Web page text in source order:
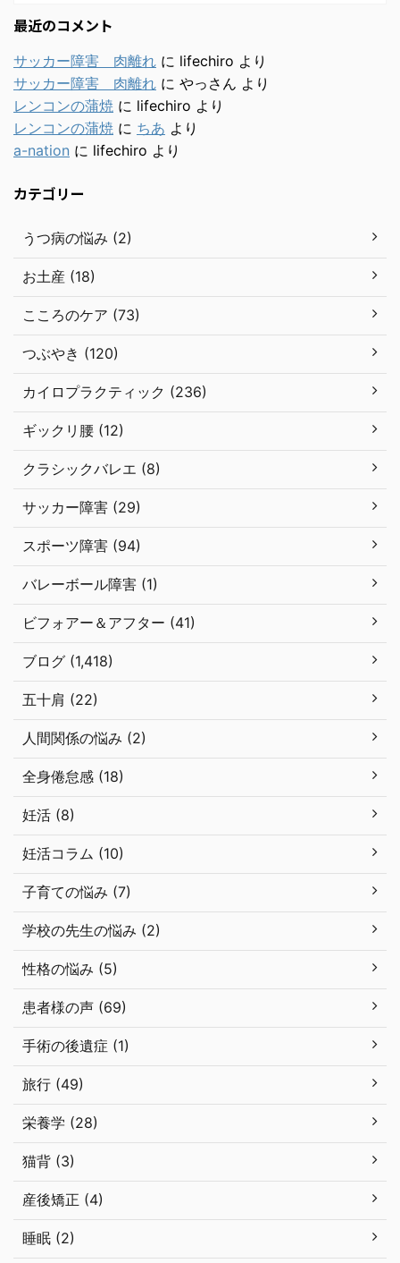
最近のコメント
サッカー障害 肉離れ に lifechiro より
サッカー障害 肉離れ に やっさん より
レンコンの蒲焼 に lifechiro より
レンコンの蒲焼 に ちあ より
a-nation に lifechiro より
カテゴリー
うつ病の悩み (2)
お土産 (18)
こころのケア (73)
つぶやき (120)
カイロプラクティック (236)
ギックリ腰 (12)
クラシックバレエ (8)
サッカー障害 (29)
スポーツ障害 (94)
バレーボール障害 (1)
ビフォアー＆アフター (41)
ブログ (1,418)
五十肩 (22)
人間関係の悩み (2)
全身倦怠感 (18)
妊活 (8)
妊活コラム (10)
子育ての悩み (7)
学校の先生の悩み (2)
性格の悩み (5)
患者様の声 (69)
手術の後遺症 (1)
旅行 (49)
栄養学 (28)
猫背 (3)
産後矯正 (4)
睡眠 (2)